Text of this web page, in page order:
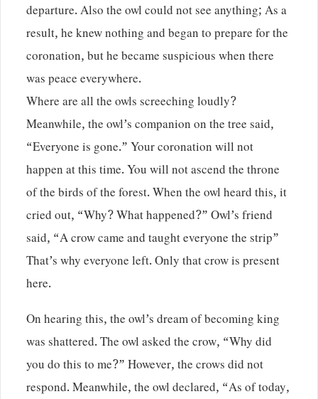
departure. Also the owl could not see anything; As a
result, he knew nothing and began to prepare for the
coronation, but he became suspicious when there
was peace everywhere.
Where are all the owls screeching loudly?
Meanwhile, the owl’s companion on the tree said,
“Everyone is gone.” Your coronation will not
happen at this time. You will not ascend the throne
of the birds of the forest. When the owl heard this, it
cried out, “Why? What happened?” Owl’s friend
said, “A crow came and taught everyone the strip”
That’s why everyone left. Only that crow is present
here.
On hearing this, the owl’s dream of becoming king
was shattered. The owl asked the crow, “Why did
you do this to me?” However, the crows did not
respond. Meanwhile, the owl declared, “As of today,